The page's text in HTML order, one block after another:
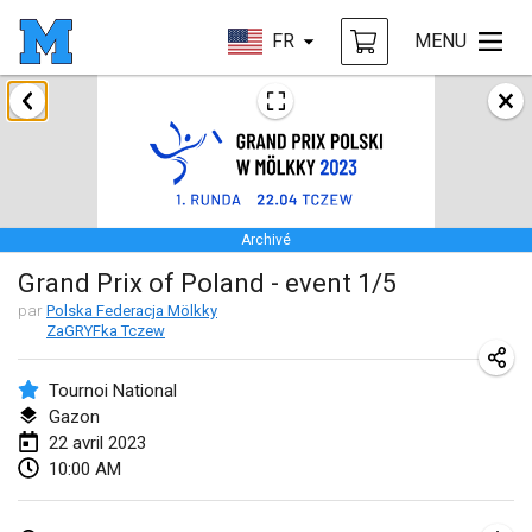
FR MENU
Archivé
Grand Prix of Poland - event 1/5
par Polska Federacja Mölkky
ZaGRYFka Tczew
Tournoi National
Gazon
22 avril 2023
10:00 AM
janvier 2023
LE Tournoi de Noël
| France
Indoor Polish Championship - Halowe Mistrzostwa Polski w Mölkky
14 janv. 2023| Pologne
Tournoi Mixte ASPTTOM
21 janv. 2023|France
Tournoi de Mölkky - Lesfous Dubâtonvaigeois
28 janv. 2023
US Mölkky Winter